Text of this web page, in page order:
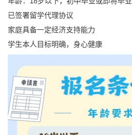
已签署留学代理协议
家庭具备一定经济支持能力
学生本人目标明确，身心健康